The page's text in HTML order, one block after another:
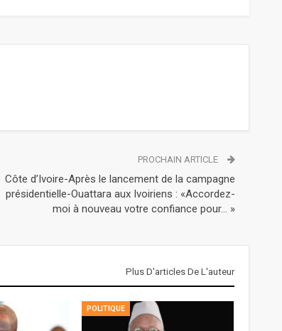
PROCHAIN ARTICLE
Côte d’Ivoire-Après le lancement de la campagne
présidentielle-Ouattara aux Ivoiriens : «Accordez-
moi à nouveau votre confiance pour… »
Plus D'articles De L'auteur
POLITIQUE